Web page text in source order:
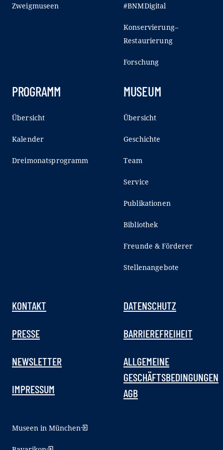
Zweigmuseen #BNMDigital
Konservierung–
Restaurierung
Forschung
PROGRAMM
Übersicht
Kalender
Dreimonatsprogramm
MUSEUM
Übersicht
Geschichte
Team
Service
Publikationen
Bibliothek
Freunde & Förderer
Stellenangebote
KONTAKT
PRESSE
NEWSLETTER
IMPRESSUM
DATENSCHUTZ
BARRIEREFREIHEIT
ALLGEMEINE
GESCHÄFTSBEDINGUNGEN
AGB
Museen in München